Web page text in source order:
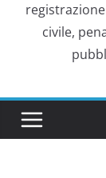
civile,